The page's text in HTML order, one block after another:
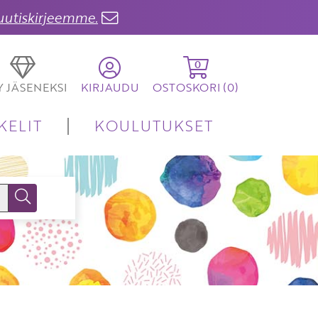
JÄSENEKSI KIRJAUDU
0
OSTOSKORI (0)
KOULUTUKSET